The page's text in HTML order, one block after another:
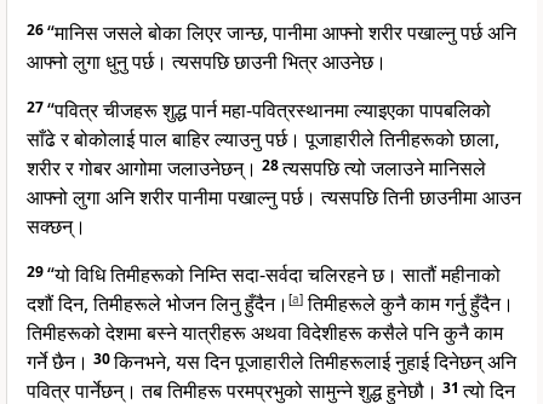
26“मानिस जसले बोका लिएर जान्छ, पानीमा आफ्नो शरीर पखाल्नु पर्छ अनि
आफ्नो लुगा धुनु पर्छ। त्यसपछि छाउनी भित्र आउनेछ।
27“पवित्र चीजहरू शुद्ध पार्न महा-पवित्रस्थानमा ल्याइएका पापबलिको
साँढे र बोकोलाई पाल बाहिर ल्याउनु पर्छ। पूजाहारीले तिनीहरूको छाला,
शरीर र गोबर आगोमा जलाउनेछन्। 28त्यसपछि त्यो जलाउने मानिसले
आफ्नो लुगा अनि शरीर पानीमा पखाल्नु पर्छ। त्यसपछि तिनी छाउनीमा आउन
सक्छन्।
29“यो विधि तिमीहरूको निम्ति सदा-सर्वदा चलिरहने छ। सातौं महीनाको
दशौं दिन, तिमीहरूले भोजन लिनु हुँदैन। [a] तिमीहरूले कुनै काम गर्नु हुँदैन।
तिमीहरूको देशमा बस्ने यात्रीहरू अथवा विदेशीहरू कसैले पनि कुनै काम
गर्ने छैन। 30किनभने, यस दिन पूजाहारीले तिमीहरूलाई नुहाई दिनेछन् अनि
पवित्र पार्नेछन्। तब तिमीहरू परमप्रभुको सामुन्ने शुद्ध हुनेछौ। 31त्यो दिन